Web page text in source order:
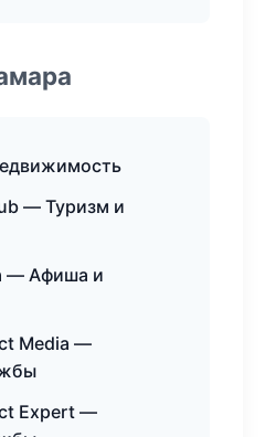
— Туризм и
— Афиша и
Media —
Expert —